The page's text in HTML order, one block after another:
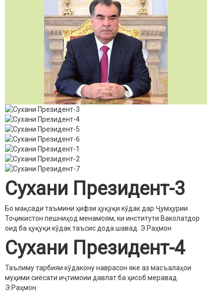
Сухани Президент-3
Бо мақсади таъмини ҳифзи ҳуқуқи кӯдак дар Ҷумҳурии
Тоҷикистон пешниҳод менамоям, ки институти Ваколатдор
оид ба ҳуқуқи кӯдак таъсис дода шавад. Э.Раҳмон
Сухани Президент-4
Таълиму тарбияи кӯдакону наврасон яке аз масъалаҳои
муҳими сиёсати иҷтимоии давлат ба ҳисоб меравад.
Э.Раҳмон